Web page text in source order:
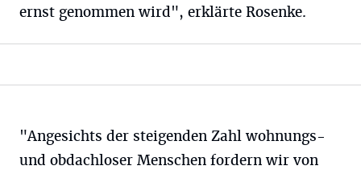
ernst genommen wird", erklärte Rosenke.
"Angesichts der steigenden Zahl wohnungs-
und obdachloser Menschen fordern wir von